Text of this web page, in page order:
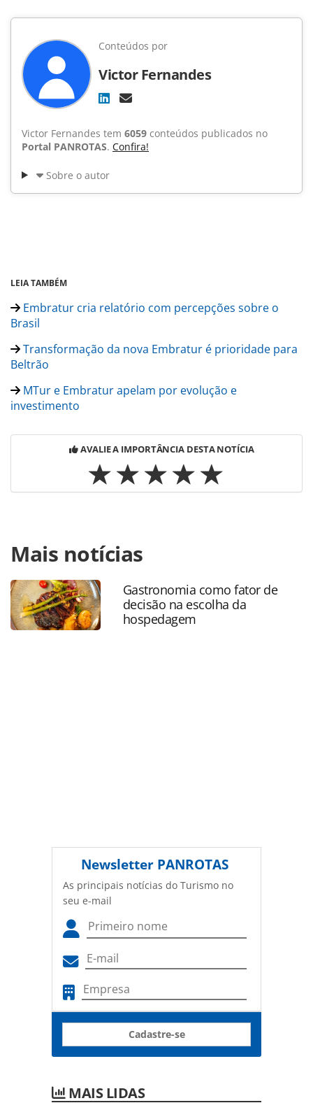
Conteúdos por
Victor Fernandes
Victor Fernandes tem 6059 conteúdos publicados no
Portal PANROTAS. Confira!
Sobre o autor
LEIA TAMBÉM
Embratur cria relatório com percepções sobre o
Brasil
Transformação da nova Embratur é prioridade para
Beltrão
MTur e Embratur apelam por evolução e
investimento
AVALIE A IMPORTÂNCIA DESTA NOTÍCIA
https://www.panrotas.com.br/mercado/turismo/2018/03/
eletronicos-geram-aumento-de-87-em-
emissoes_153855.html ou as ferramentas oferecidas na
página. Todo o conteúdo produzido pela PANROTAS
Editora é protegido pela legislação brasileira sobre direito
autoral. Não reproduza o conteúdo sem autorização da
Mais notícias
Gastronomia como fator de
decisão na escolha da
hospedagem
Newsletter PANROTAS
As principais notícias do Turismo no
seu e-mail
Cadastre-se
MAIS LIDAS